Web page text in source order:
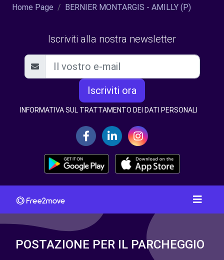
Home Page BERNIER MONTARGIS - AMILLY (P)
Iscriviti alla nostra newsletter
Iscriviti ora
INFORMATIVA SUL TRATTAMENTO DEI DATI PERSONALI
POSTAZIONE PER IL PARCHEGGIO